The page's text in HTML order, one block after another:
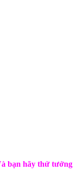
bạn hãy thử tưởng